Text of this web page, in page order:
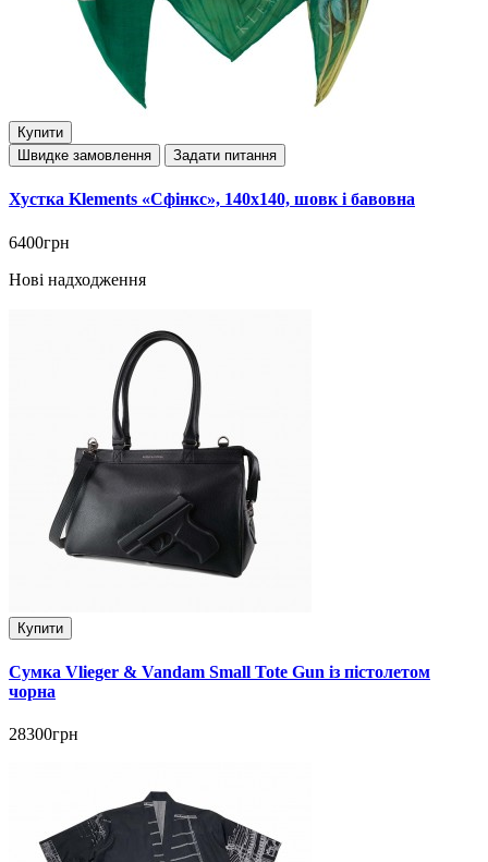
Купити
Швидке замовлення
Задати питання
Хустка Klements «Сфінкс», 140x140, шовк і бавовна
6400грн
Нові надходження
Купити
Сумка Vlieger & Vandam Small Tote Gun із пістолетом
чорна
28300грн